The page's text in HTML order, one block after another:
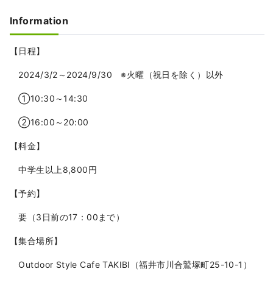
Information
【日程】
2024/3/2～2024/9/30 ※火曜（祝日を除く）以外
①10:30～14:30
②16:00～20:00
【料金】
中学生以上8,800円
【予約】
要（3日前の17：00まで）
【集合場所】
Outdoor Style Cafe TAKIBI（福井市川合鷲塚町25-10-1）